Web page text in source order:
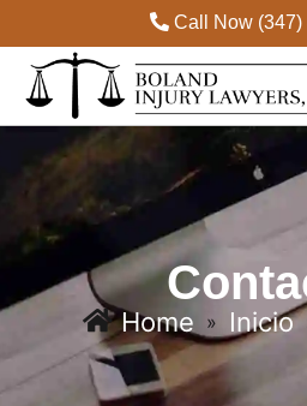
Call Now (347)
Home » Inicio